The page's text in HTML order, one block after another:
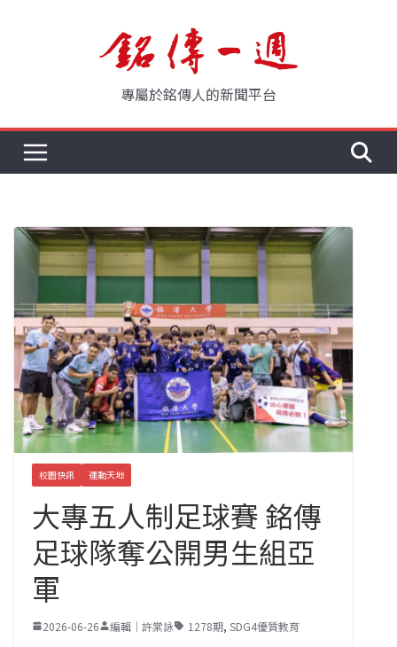
專屬於銘傳人的新聞平台
校園快訊 運動天地
大專五人制足球賽 銘傳
足球隊奪公開男生組亞
軍
2026-06-26 編輯｜許棠詠 1278期, SDG4優質教育